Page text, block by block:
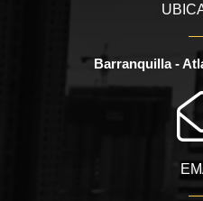
Barranquilla -